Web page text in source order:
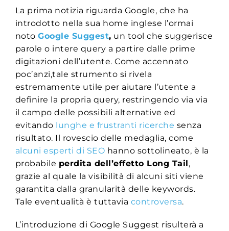
La prima notizia riguarda Google, che ha
introdotto nella sua home inglese l’ormai
notoGoogle Suggest, un tool che suggerisce
parole o intere query a partire dalle prime
digitazioni dell’utente. Come accennato
poc’anzi,tale strumento si rivela
estremamente utile per aiutare l’utente a
definire la propria query, restringendo via via
il campo delle possibili alternative ed
evitando lunghe e frustranti ricerche senza
risultato. Il rovescio delle medaglia, come
alcuni esperti di SEO hanno sottolineato, è la
probabile perdita dell’effetto Long Tail,
grazie al quale la visibilità di alcuni siti viene
garantita dalla granularità delle keywords.
Tale eventualità è tuttavia controversa.
L’introduzione di Google Suggest risulterà a